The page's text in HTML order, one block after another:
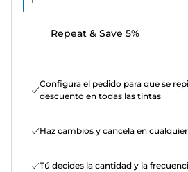
Repeat & Save 5%
Configura el pedido para que se
descuento en todas las tintas
Haz cambios y cancela en
Tú decides la cantidad y la